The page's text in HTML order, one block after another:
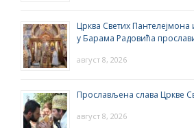
Црква Светих
у Барама Радовића
август 8, 2026
Прослављена слава Цркве
август 8, 2026